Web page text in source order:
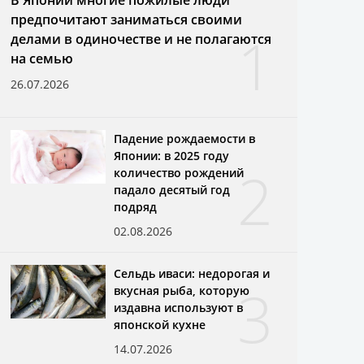
1
предпочитают заниматься своими
делами в одиночестве и не полагаются
на семью
26.07.2026
2
Падение рождаемости в
Японии: в 2025 году
количество рождений
падало десятый год
подряд
02.08.2026
3
Сельдь иваси: недорогая и
вкусная рыба, которую
издавна используют в
японской кухне
14.07.2026